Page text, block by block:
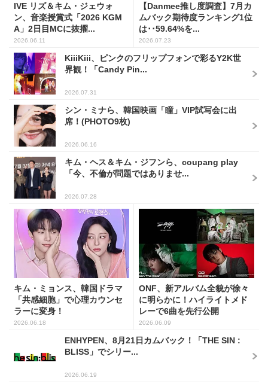
IVE リズ＆キム・ジェウォ
ン、音楽授賞式「2026 KGM
A」2日目MCに抜擢...
2026.06.11
【Danmee推し度調査】7月カ
ムバック期待度ランキング1位
は･･59.64%を...
2026.07.23
KiiiKiii、ピンクのフリップフォンで彩るY2K世
界観！「Candy Pin...
2026.07.31
シン・ミナら、韓国映画「瞳」VIP試写会に出
席！(PHOTO9枚)
2026.06.16
キム・ヘス＆キム・ジフンら、coupang play
「今、不倫が問題ではありませ...
2026.07.28
キム・ミョンス、韓国ドラマ
「共感細胞」で心理カウンセ
ラーに変身！
2026.06.18
ONF、新アルバム全貌が徐々
に明らかに！ハイライトメド
レーで6曲を先行公開
2026.06.09
ENHYPEN、8月21日カムバック！「THE SIN :
BLISS」でシリー...
2026.06.19